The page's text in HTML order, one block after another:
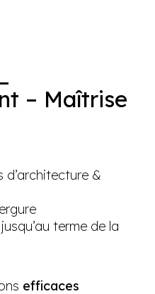
– Maîtrise
d’architecture &
terme de la
efficaces